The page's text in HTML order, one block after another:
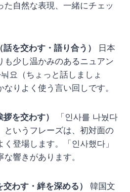
た自然な表現、一緒にチェッ
を交わす・語り合う）
日本
も少し温かみのあるニュアン
요（ちょっと話しましょ
りよく使う言い回しです。
を交わす）
「인사를 나눴다
というフレーズは、初対面の
登場します。「인사했다」
響きがあります。
わす・絆を深める）
韓国文